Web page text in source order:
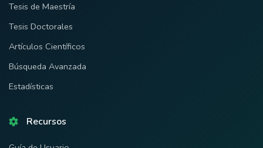
Tesis de Maestría
Tesis Doctorales
Artículos Científicos
Búsqueda Avanzada
Estadísticas
Recursos